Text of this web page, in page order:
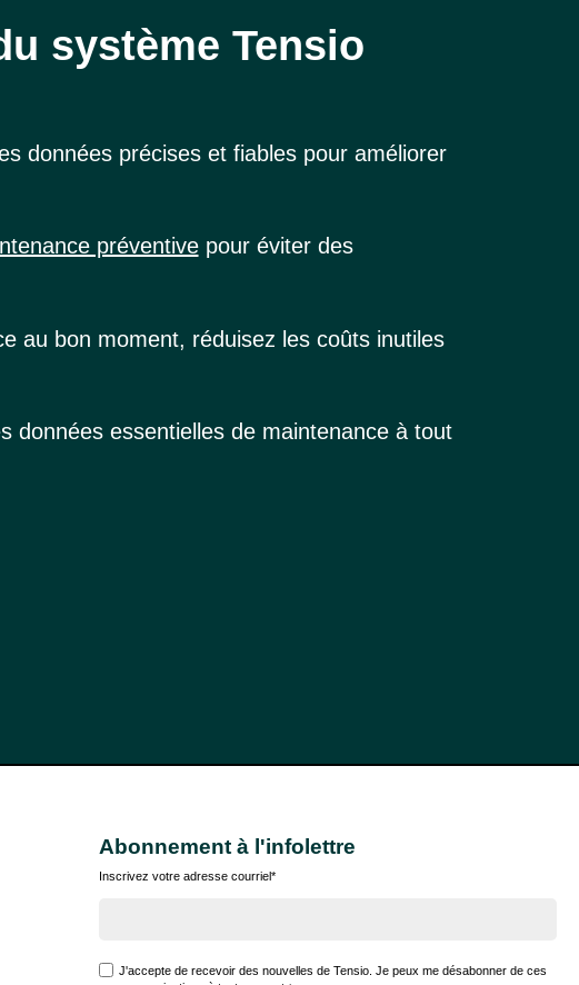
système Tensio
données précises et fiables pour améliorer
préventivepour éviter des
au bon moment, réduisez les coûts inutiles
données essentielles de maintenance à tout
Abonnement à l'infolettre
Inscrivez votre adresse courriel*
J'accepte de recevoir des nouvelles de Tensio. Je peux me désabonner de ces